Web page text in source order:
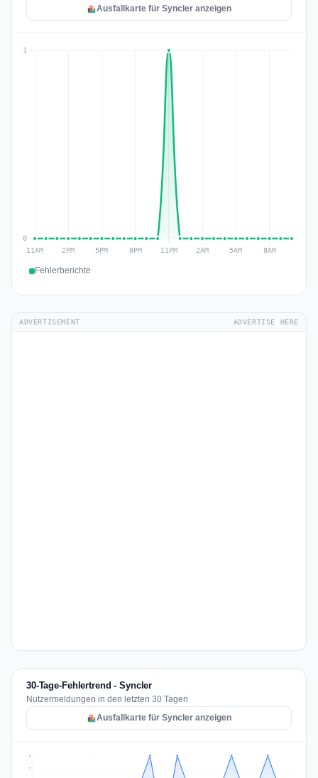
Ausfallkarte für Syncler anzeigen
Fehlerberichte
ADVERTISEMENT ADVERTISE HERE
30-Tage-Fehlertrend - Syncler
Nutzermeldungen in den letzten 30 Tagen
Ausfallkarte für Syncler anzeigen
2
2